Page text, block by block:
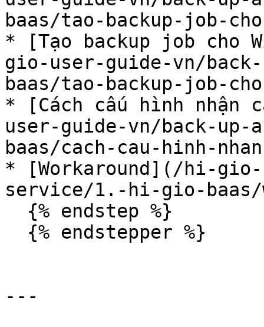
baas/tao-backup-job-
* [Tạo backup job cho
gio-user-guide-vn/
baas/tao-backup-job-
* [Cách cấu hình nhận
user-guide-vn/back-
baas/cach-cau-hinh-
* [Workaround](/hi-
service/1.-hi-gio-baas/
---